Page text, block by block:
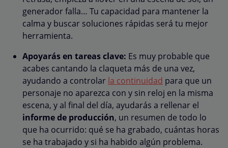
generador falla… Tu capacidad para mantener la
calma y buscar soluciones rápidas será tu mejor
herramienta.
Apoyarás en tareas clave: Es muy probable que
acabes cantando la claqueta más de una vez,
ayudando a controlar la continuidad para que un
personaje no aparezca con y sin reloj en la misma
escena, y al final del día, ayudarás a rellenar el
informe de producción, un resumen de todo lo
que ha ocurrido: qué se ha grabado, cuántas horas
se ha trabajado y si ha habido algún problema.